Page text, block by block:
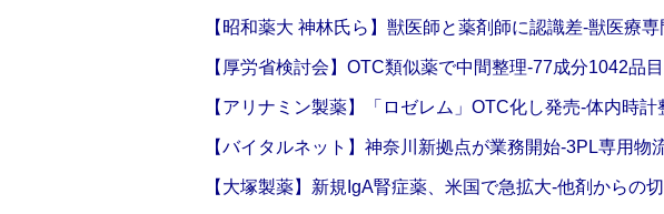
【昭和薬大 神林氏ら】獣医師と薬剤師に認識差‐獣医療
【厚労省検討会】OTC類似薬で中間整理‐77成分1042品
【アリナミン製薬】「ロゼレム」OTC化し発売‐体内時
【バイタルネット】神奈川新拠点が業務開始‐3PL専用物
【大塚製薬】新規IgA腎症薬、米国で急拡大‐他剤からの